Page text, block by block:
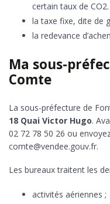
certain taux de CO2.
la taxe fixe, dite de
la redevance
Ma sous-
Comte
La sous-préfecture de
18 Quai Victor Hugo.
02 72 78 50 26 ou
comte@vendee.gouv.fr.
Les bureaux traitent les
activités aériennes ;